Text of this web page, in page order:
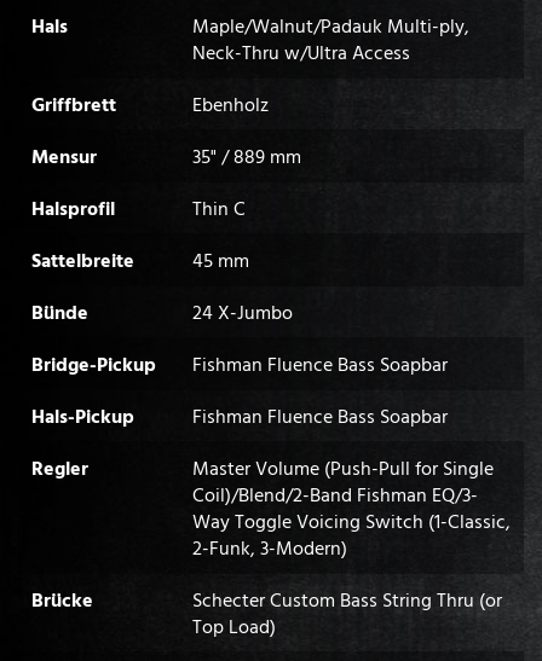
Hals
Maple/Walnut/Padauk Multi-ply,
Neck-Thru w/Ultra Access
Griffbrett
Ebenholz
Mensur
35" / 889 mm
Halsprofil
Thin C
Sattelbreite
45 mm
Bünde
24 X-Jumbo
Bridge-Pickup
Fishman Fluence Bass Soapbar
Hals-Pickup
Fishman Fluence Bass Soapbar
Regler
Master Volume (Push-Pull for Single
Coil)/Blend/2-Band Fishman EQ/3-
Way Toggle Voicing Switch (1-Classic,
2-Funk, 3-Modern)
Brücke
Schecter Custom Bass String Thru (or
Top Load)